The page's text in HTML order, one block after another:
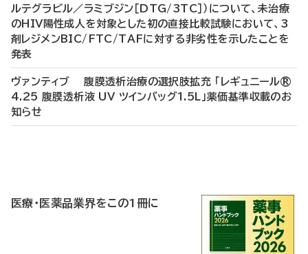
ルテグラビル／ラミブジン［DTG/3TC］）について、未治療
のHIV陽性成人を対象とした初の直接比較試験において、3
剤レジメンBIC/FTC/TAFに対する非劣性を示したことを
発表
ヴァンティブ 腹膜透析治療の選択肢拡充 「レギュニール®
4.25 腹膜透析液 UV ツインバッグ1.5L」薬価基準収載のお
知らせ
医療・医薬品業界をこの1冊に